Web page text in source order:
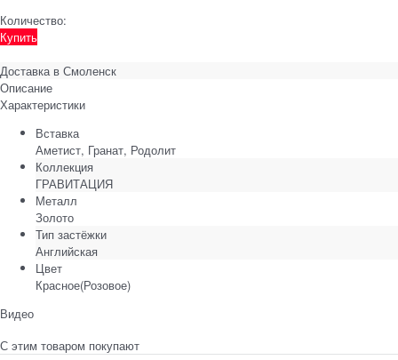
Количество:
Купить
Доставка в Смоленск
Описание
Характеристики
Вставка
Аметист, Гранат, Родолит
Коллекция
ГРАВИТАЦИЯ
Металл
Золото
Тип застёжки
Английская
Цвет
Красное(Розовое)
Видео
С этим товаром покупают